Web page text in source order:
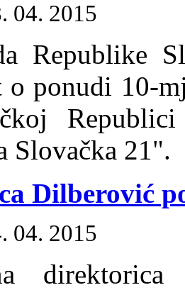
04. 2015
Republike
o ponudi 10-
Slovačka 21".
Dilberović
04. 2015